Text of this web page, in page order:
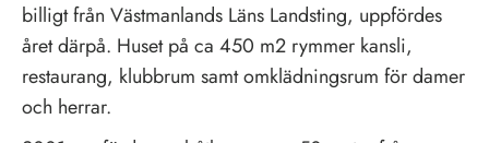
billigt från Västmanlands Läns Landsting, uppfördes
året därpå. Huset på ca 450 m2 rymmer kansli,
restaurang, klubbrum samt omklädningsrum för damer
och herrar.